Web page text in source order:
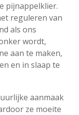
pijnappelklier.
reguleren van
als ons
wordt,
aan te maken,
en in slaap te
aanmaak
ze moeite